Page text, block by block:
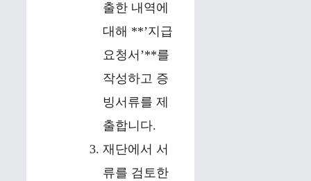
출한 내역에
대해 **’지급
요청서’**를
작성하고 증
빙서류를 제
출합니다.
재단에서 서
류를 검토한